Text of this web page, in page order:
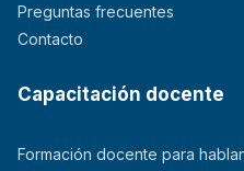
Preguntas frecuentes
Contacto
Capacitación docente
Formación docente para